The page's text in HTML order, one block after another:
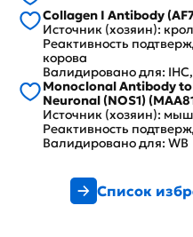
Collagen I Antibody
Источник (хозяин):
Реактивность
корова
Валидировано для: IHC,
Monoclonal Antibody
Neuronal (NOS1)
Источник (хозяин):
Реактивность
Валидировано для: WB
Список